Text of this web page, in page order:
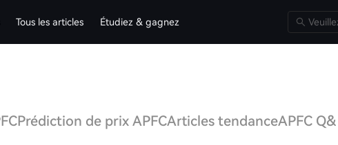
Tous les articles Étudiez & gagnez
Prédiction de prix APFCArticles tendanceAPFC Q&A